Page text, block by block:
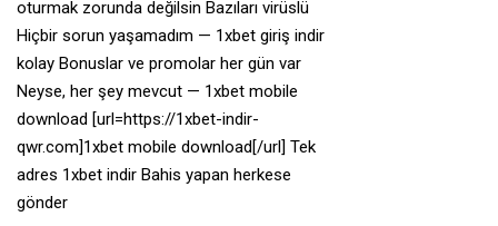
oturmak zorunda değilsin Bazıları virüslü
Hiçbir sorun yaşamadım — 1xbet giriş indir
kolay Bonuslar ve promolar her gün var
Neyse, her şey mevcut — 1xbet mobile
download [url=https://1xbet-indir-
qwr.com]1xbet mobile download[/url] Tek
adres 1xbet indir Bahis yapan herkese
gönder